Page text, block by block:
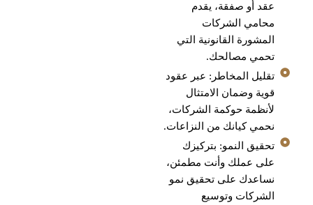
عقد أو صفقة، يقدم
محامي الشركات
المشورة القانونية التي
تحمي مصالحك.
تقليل المخاطر: عبر عقود
قوية وضمان الامتثال
لأنظمة حوكمة الشركات،
نحمي كيانك من النزاعات.
تحقيق النمو: بتركيزك
على عملك وأنت مطمئن،
نساعدك على تحقيق نمو
الشركات وتوسيع